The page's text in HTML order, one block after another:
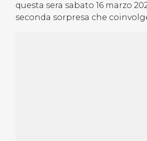
questa sera sabato 16 marzo
seconda sorpresa che